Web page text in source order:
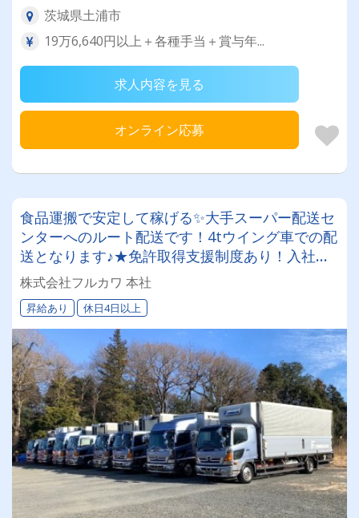
茨城県土浦市
19万6,640円以上＋各種手当＋賞与年...
求人内容を見る
オンライン応募
食品運搬で安定して稼げる✨大手スーパー配送セ
ンターへのルート配送です！4tウイング車での配
送となります♪★免許取得支援制度あり！入社１
年目で月給３３万円稼いでる方いました★
株式会社フルカワ 本社
昇給あり 休日4日以上